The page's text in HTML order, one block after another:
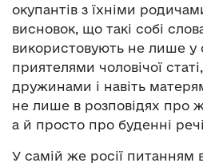
окупантів з їхніми
висновок, що такі собі
використовують не лише у
приятелями чоловічої
дружинами і навіть
не лише в розповідях про
а й просто про буденні
У самій же росії питанням